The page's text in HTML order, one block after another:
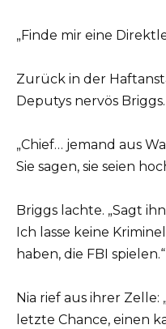
„Finde mir eine
Zurück in der
Deputys nervös Briggs.
„Chief… jemand aus
Sie sagen, sie seien
Briggs lachte. „Sagt
Ich lasse keine
haben, die FBI spielen.“
Nia rief aus ihrer
letzte Chance, einen